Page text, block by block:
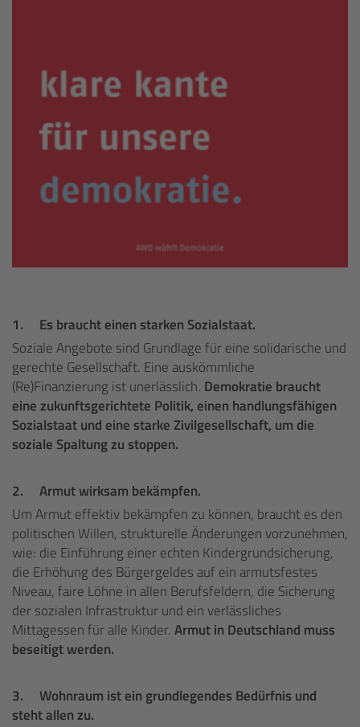
1. Es braucht einen starken Sozialstaat.
Soziale Angebote sind Grundlage für eine solidarische und
gerechte Gesellschaft. Eine auskömmliche
(Re)Finanzierung ist unerlässlich. Demokratie braucht
eine zukunftsgerichtete Politik, einen handlungsfähigen
Sozialstaat und eine starke Zivilgesellschaft, um die
soziale Spaltung zu stoppen.
2. Armut wirksam bekämpfen.
Um Armut effektiv bekämpfen zu können, braucht es den
politischen Willen, strukturelle Änderungen vorzunehmen,
wie: die Einführung einer echten Kindergrundsicherung,
die Erhöhung des Bürgergeldes auf ein armutsfestes
Niveau, faire Löhne in allen Berufsfeldern, die Sicherung
der sozialen Infrastruktur und ein verlässliches
Mittagessen für alle Kinder.Armut in Deutschland muss
beseitigt werden.
3. Wohnraum ist ein grundlegendes Bedürfnis und
steht allen zu.